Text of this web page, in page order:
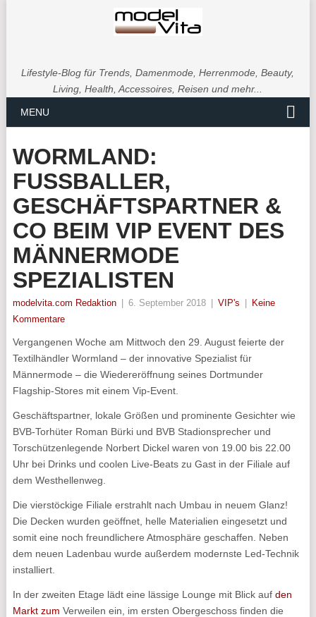
Lifestyle-Blog für Trends, Damenmode, Herrenmode, Beauty,
Living, Health, Accessoires, Reisen und mehr...
MENU
WORMLAND:
FUSSBALLER, G
ESCHÄFTSPARTNER & C
O BEIM VIP EVENT DES M
ÄNNERMODE S
PEZIALISTEN
modelvita.com Redaktion 6. September 2018 VIP's
Keine
Kommentare
Vergangenen Woche am Mittwoch den 29. August feierte der
Textilhändler Wormland – der innovative Spezialist für
Männermode – die Wiedereröffnung seines Dortmunder
Flagship-Stores mit einem Vip-Event.
Geschäftspartner, lokale Größen und prominente Gesichter wie
BVB-Torhüter Roman Bürki und BVB Stadionsprecher und
Torschützenlegende Norbert Dickel waren von 19.00 bis 22.00
Uhr bei Drinks und coolen Live-Beats zu Gast in der Filiale auf
dem Westhellenweg.
Die vierstöckige Filiale erstrahlt nach Umbau in neuem Glanz!
Die Decken wurden geöffnet, helle Materialien eingesetzt und
somit eine noch freundlichere Atmosphäre geschaffen. Neben
dem neuen Ladenbau wurde außerdem modernste Led-Technik
installiert.
In der zweiten Etage lädt eine lässige Lounge mit Blick auf den
Markt zum Verweilen ein, im ersten Obergeschoss finden die